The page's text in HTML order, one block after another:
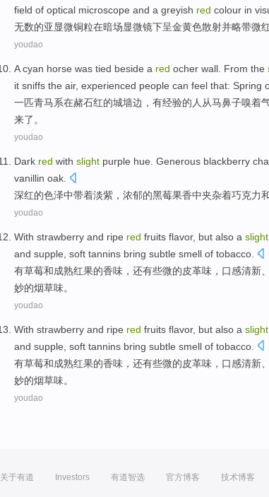
field of optical microscope and a greyish red colour in
无数的亚显微铜粒在暗场显微镜下呈金黄色散射并略带微
youdao
A cyan horse was tied beside a red ocher wall. From the
it sniffs the air, experienced people can feel that: Spring
一匹青马系在赭石红的城墙边， 有经验的 人 从马鼻子嗅着
来了。
youdao
Dark red with slight purple hue . Generous blackberry
vanillin oak
深红的色泽中带着淡紫，浓郁的黑莓果香中夹杂着巧克力
youdao
With strawberry and ripe red fruits flavor, but also a slight
and supple soft tannins bring subtle smell of tobacco
有草莓和成熟红果的香味 ， 还有些微的皮革味 ， 口感清新
妙的烟草味。
youdao
With strawberry and ripe red fruits flavor, but also a slight
and supple soft tannins bring subtle smell of tobacco
有草莓和成熟红果的香味 ， 还有些微的皮革味 ， 口感清新
妙的烟草味。
youdao
关于有道 Investors 有道智选 官方博客 技术博客